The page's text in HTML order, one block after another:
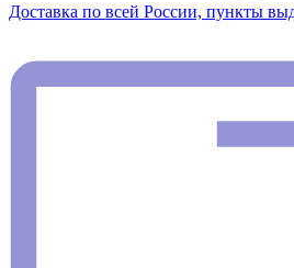
Доставка по всей России, пункты